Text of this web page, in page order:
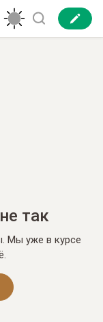
так
Мы уже в курсе